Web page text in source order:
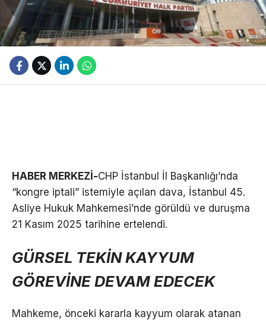
HABER MERKEZİ-CHP İstanbul İl Başkanlığı’nda
“kongre iptali” istemiyle açılan dava, İstanbul 45.
Asliye Hukuk Mahkemesi’nde görüldü ve duruşma
21 Kasım 2025 tarihine ertelendi.
GÜRSEL TEKİN KAYYUM
GÖREVİNE DEVAM EDECEK
Mahkeme, önceki kararla kayyum olarak atanan